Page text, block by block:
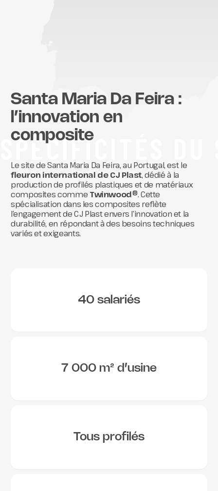
SPÉCIFICITÉS
Santa Maria Da Feira :
l’innovation en
composite
Le site de Santa Maria Da Feira, au Portugal, est le
fleuron international de CJ Plast, dédié à la
production de profilés plastiques et de matériaux
composites comme Twinwood®. Cette
spécialisation dans les composites reflète
l’engagement de CJ Plast envers l’innovation et la
durabilité, en répondant à des besoins techniques
variés et exigeants.
40 salariés
7 000 m² d’usine
Tous profilés